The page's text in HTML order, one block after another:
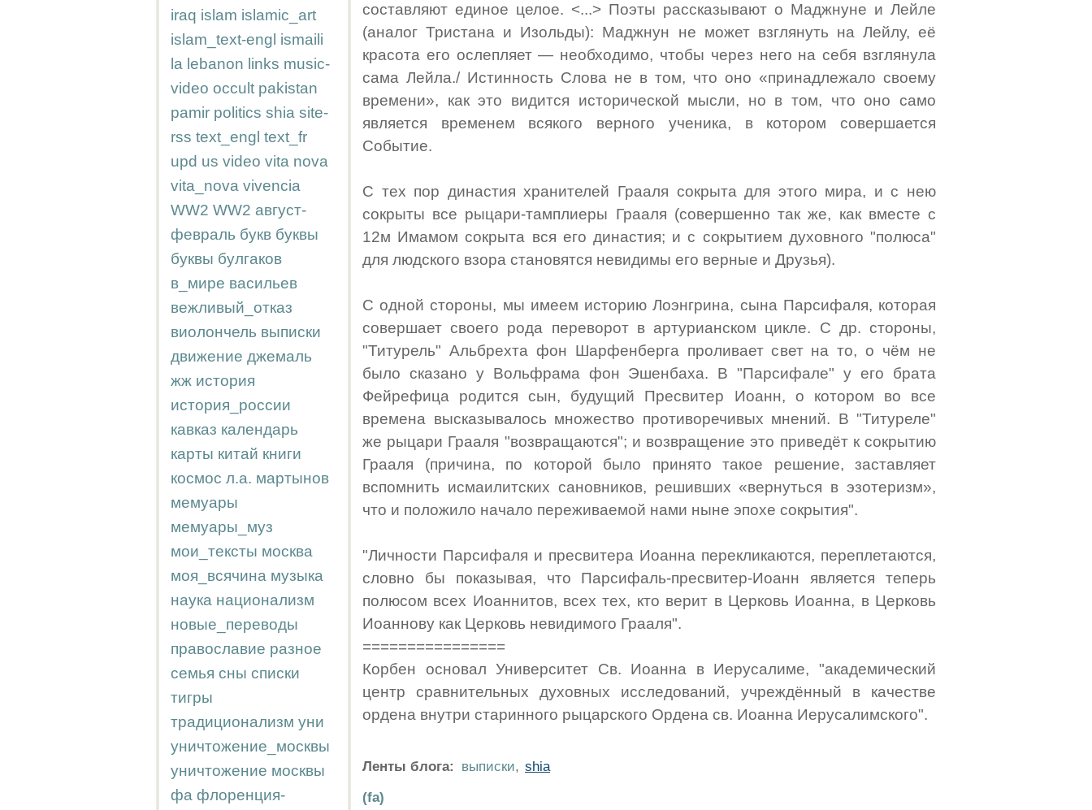
iraq islam islamic_art
islam_text-engl ismaili
la lebanon links music-
video occult pakistan
pamir politics shia site-
rss text_engl text_fr
upd us video vita nova
vita_nova vivencia
WW2 WW2 август-
февраль букв буквы
буквы булгаков
в_мире васильев
вежливый_отказ
виолончель выписки
движение джемаль
жж история
история_россии
кавказ календарь
карты китай книги
космос л.а. мартынов
мемуары
мемуары_муз
мои_тексты москва
моя_всячина музыка
наука национализм
новые_переводы
православие разное
семья сны списки
тигры
традиционализм уни
уничтожение_москвы
уничтожение москвы
фа флоренция-
составляют единое целое. <...> Поэты рассказывают о Маджнуне и Лейле
(аналог Тристана и Изольды): Маджнун не может взглянуть на Лейлу, её
красота его ослепляет — необходимо, чтобы через него на себя взглянула
сама Лейла./ Истинность Слова не в том, что оно «принадлежало своему
времени», как это видится исторической мысли, но в том, что оно само
является временем всякого верного ученика, в котором совершается
Событие.
С тех пор династия хранителей Грааля сокрыта для этого мира, и с нею
сокрыты все рыцари-тамплиеры Грааля (совершенно так же, как вместе с
12м Имамом сокрыта вся его династия; и с сокрытием духовного "полюса"
для людского взора становятся невидимы его верные и Друзья).
С одной стороны, мы имеем историю Лоэнгрина, сына Парсифаля, которая
совершает своего рода переворот в артурианском цикле. С др. стороны,
"Титурель" Альбрехта фон Шарфенберга проливает свет на то, о чём не
было сказано у Вольфрама фон Эшенбаха. В "Парсифале" у его брата
Фейрефица родится сын, будущий Пресвитер Иоанн, о котором во все
времена высказывалось множество противоречивых мнений. В "Титуреле"
же рыцари Грааля "возвращаются"; и возвращение это приведёт к сокрытию
Грааля (причина, по которой было принято такое решение, заставляет
вспомнить исмаилитских сановников, решивших «вернуться в эзотеризм»,
что и положило начало переживаемой нами ныне эпохе сокрытия".
"Личности Парсифаля и пресвитера Иоанна перекликаются, переплетаются,
словно бы показывая, что Парсифаль-пресвитер-Иоанн является теперь
полюсом всех Иоаннитов, всех тех, кто верит в Церковь Иоанна, в Церковь
Иоаннову как Церковь невидимого Грааля".
================
Корбен основал Университет Св. Иоанна в Иерусалиме, "академический
центр сравнительных духовных исследований, учреждённый в качестве
ордена внутри старинного рыцарского Ордена св. Иоанна Иерусалимского".
Ленты блога: выписки, shia
(fa)